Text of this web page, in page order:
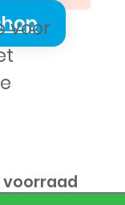
voor
voorraad